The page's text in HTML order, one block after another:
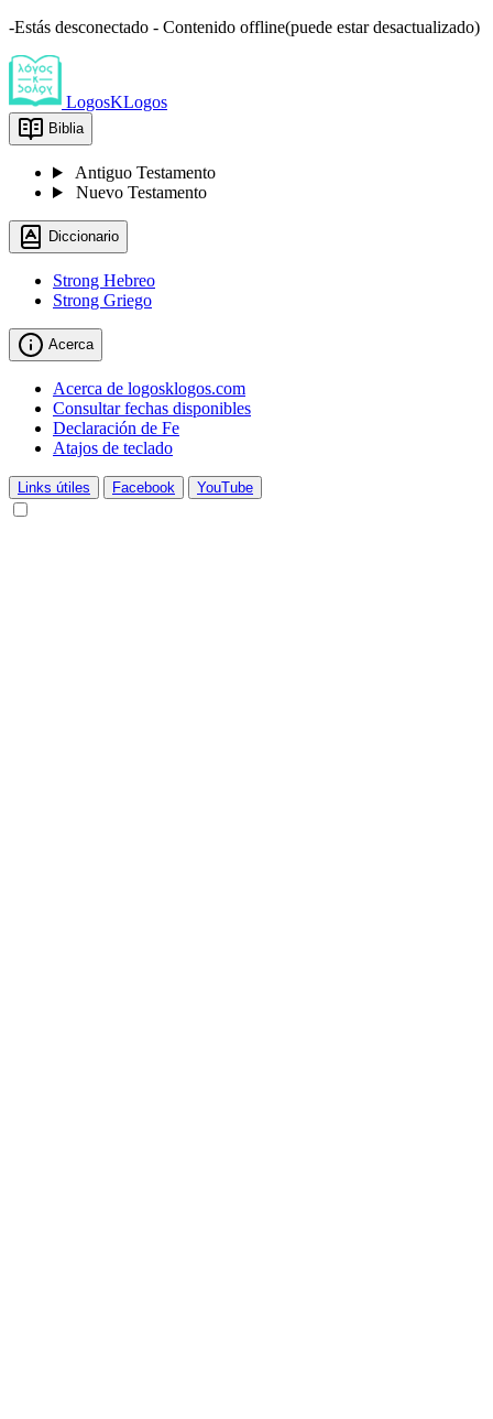
-Estás desconectado - Contenido offline(puede estar desactualizado)
LogosKLogos
Biblia
Antiguo Testamento
Nuevo Testamento
Diccionario
Strong Hebreo
Strong Griego
Acerca
Acerca de logosklogos.com
Consultar fechas disponibles
Declaración de Fe
Atajos de teclado
Links útiles Facebook YouTube